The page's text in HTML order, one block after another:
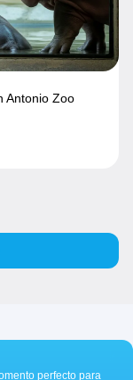
Antonio Zoo
perfecto para